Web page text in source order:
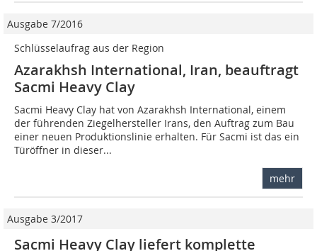
Ausgabe 7/2016
Schlüsselaufrag aus der Region
Azarakhsh International, Iran, beauftragt
Sacmi Heavy Clay
Sacmi Heavy Clay hat von Azarakhsh International, einem
der führenden Ziegelhersteller Irans, den Auftrag zum Bau
einer neuen Produktionslinie erhalten. Für Sacmi ist das ein
Türöffner in dieser...
mehr
Ausgabe 3/2017
Sacmi Heavy Clay liefert komplette